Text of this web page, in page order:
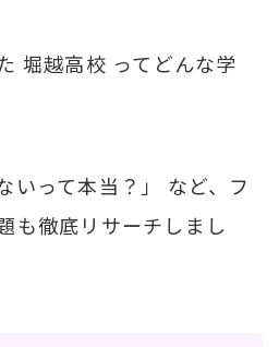
堀越高校 ってどんな学
いって本当？」 など、フ
も徹底リサーチしまし